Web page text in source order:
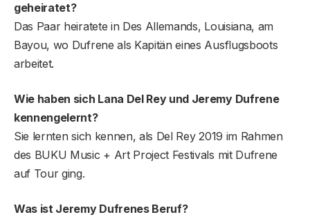
geheiratet?
Das Paar heiratete in Des Allemands, Louisiana, am
Bayou, wo Dufrene als Kapitän eines Ausflugsboots
arbeitet.
Wie haben sich Lana Del Rey und Jeremy Dufrene
kennengelernt?
Sie lernten sich kennen, als Del Rey 2019 im Rahmen
des BUKU Music + Art Project Festivals mit Dufrene
auf Tour ging.
Was ist Jeremy Dufrenes Beruf?